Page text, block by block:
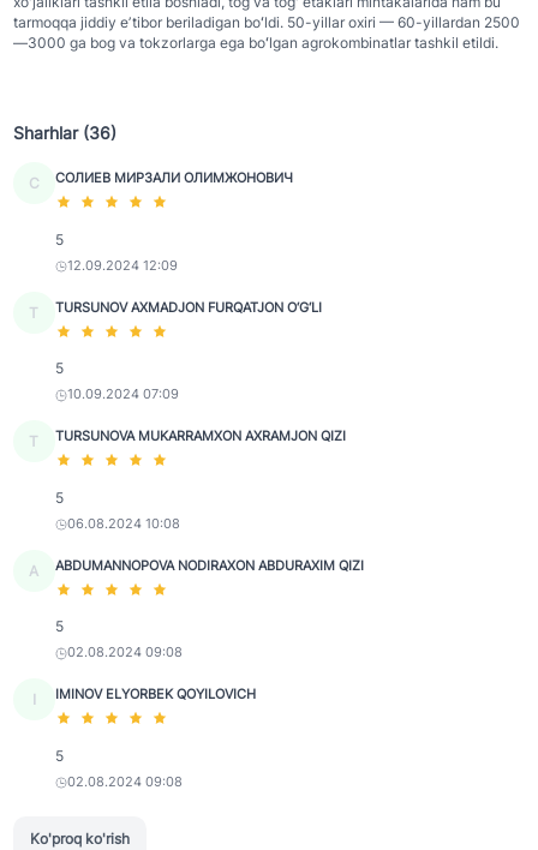
tarmoqqa jiddiy eʼtibor beriladigan boʻldi. 50-yillar oxiri — 60-yillardan 2500
—3000 ga bog va tokzorlarga ega boʻlgan agrokombinatlar tashkil etildi.
Sharhlar (36)
С СОЛИЕВ МИРЗАЛИ ОЛИМЖОНОВИЧ
5
12.09.2024 12:09
T TURSUNOV AXMADJON FURQATJON O‘G‘LI
5
10.09.2024 07:09
T TURSUNOVA MUKARRAMXON AXRAMJON QIZI
5
06.08.2024 10:08
A ABDUMANNOPOVA NODIRAXON ABDURAXIM QIZI
5
02.08.2024 09:08
I IMINOV ELYORBEK QOYILOVICH
5
02.08.2024 09:08
Ko'proq ko'rish